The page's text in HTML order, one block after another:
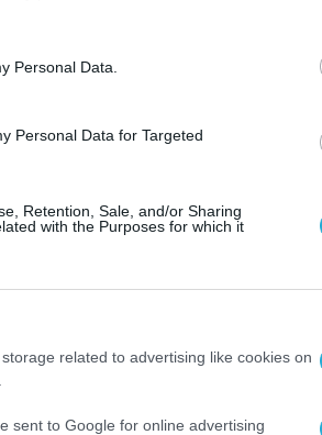
Personal Data.
Personal Data for Targeted
Retention, Sale, and/or Sharing
with the Purposes for which it
related to advertising like cookies on
sent to Google for online advertising